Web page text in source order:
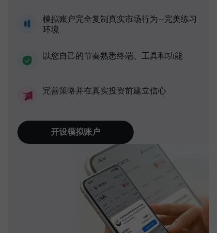
模拟账户完全复制真实市场行为—完美练习
环境
以您自己的节奏熟悉终端、工具和功能
完善策略并在真实投资前建立信心
开设模拟账户